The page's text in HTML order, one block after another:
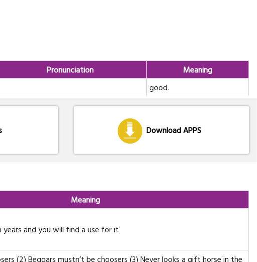
Pronunciation
Meaning
good.
Download APPS
Meaning
years and you will find a use for it
(2) Beggars mustn’t be choosers (3) Never looks a gift horse in the